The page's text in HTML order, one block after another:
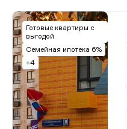
Готовые квартиры с
выгодой
Семейная ипотека 6%
+4